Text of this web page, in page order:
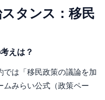
タンス：移民
えは？
では「移民政策の議論を加
ムみらい公式（政策ペー